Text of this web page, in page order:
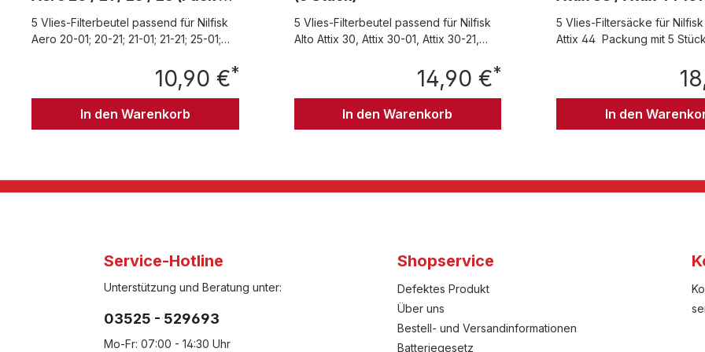
5 Stück) - 302002404
5 Vlies-Filterbeutel passend für Nilfisk
Aero 20-01; 20-21; 21-01; 21-21; 25-01;
Regulärer Preis:
10,90 €*
In den Warenkorb
5 Vlies-Filterbeutel passend für Nilfisk
Alto Attix 30, Attix 30-01, Attix 30-21,
passend für Attix 30 (302004000)
Regulärer Preis:
14,90 €*
In den Warenkorb
5 Vlies-Filtersäcke für
Attix 44 Packung mit 5 Stück
In den
Service-Hotline
Unterstützung und Beratung unter:
03525 - 529693
Mo-Fr: 07:00 - 14:30 Uhr
Shopservice
Defektes Produkt
Über uns
Bestell- und Versandinformationen
Batteriegesetz